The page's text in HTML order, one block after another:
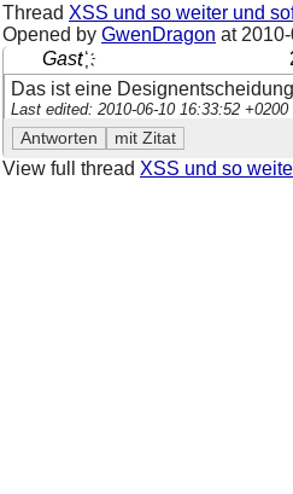
Thread XSS und so weiter und
Opened by GwenDragon at
Gast ҉
Das ist eine
Last edited: 2010-06-10 16:33:52 +0200
View full thread XSS und so